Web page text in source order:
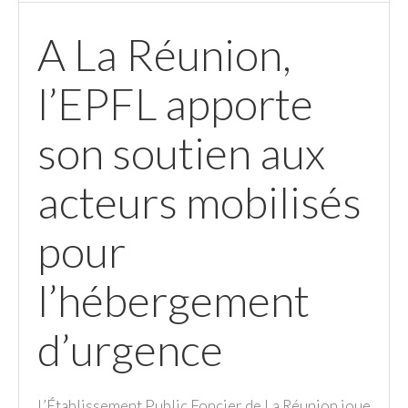
A La Réunion,
l’EPFL apporte
son soutien aux
acteurs mobilisés
pour
l’hébergement
d’urgence